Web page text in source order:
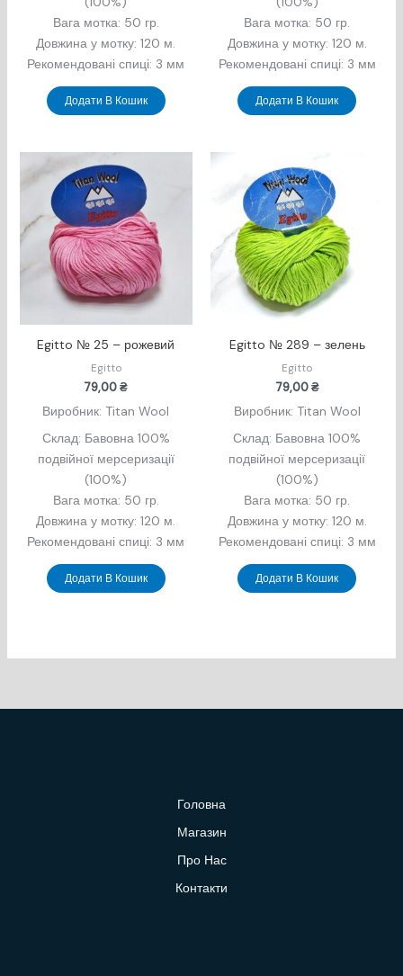
Вага мотка: 50 гр.
Довжина у мотку: 120 м.
Рекомендовані спиці: 3 мм
Додати В Кошик
Вага мотка: 50 гр.
Довжина у мотку: 120 м.
Рекомендовані спиці: 3 мм
Додати В Кошик
Egitto № 25 – рожевий
Egitto
79,00₴
Виробник: Titan Wool
Склад: Бавовна 100%
подвійної мерсеризації
(100%)
Вага мотка: 50 гр.
Довжина у мотку: 120 м.
Рекомендовані спиці: 3 мм
Додати В Кошик
Egitto № 289 – зелень
Egitto
79,00₴
Виробник: Titan Wool
Склад: Бавовна 100%
подвійної мерсеризації
(100%)
Вага мотка: 50 гр.
Довжина у мотку: 120 м.
Рекомендовані спиці: 3 мм
Додати В Кошик
Головна
Магазин
Про Нас
Контакти